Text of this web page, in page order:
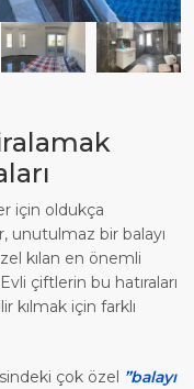
için oldukça
unutulmaz bir balayı
kılan en önemli
çiftlerin bu hatıraları
kılmak için farklı
çok özel ”balayı